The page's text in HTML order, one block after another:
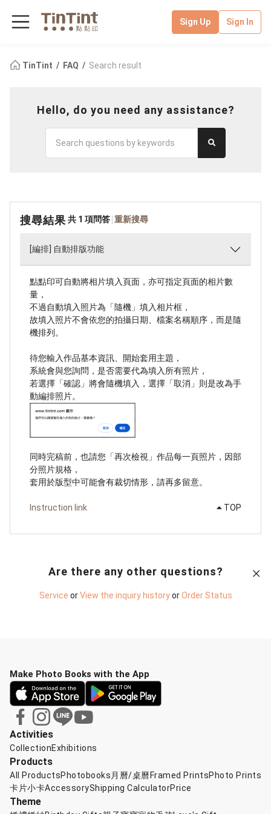
Sign Up Sign In
TinTint FAQ Search result
Hello, do you need any assistance?
搜尋結果 共 1 項問答 重新搜尋
[編排] 自動排版功能
點點印可自動將相片填入頁面，亦可指定頁面的相片數
量，
不過自動填入照片為「隨機」填入相片框，
故填入照片不會依您的拍攝日期、檔案名稱順序，而是隨
機排列。
待您輸入作品基本資訊、開始套用主題，
系統會與您詢問，是否需要代為填入所有照片，
若選擇「確認」將會隨機填入，選擇「取消」則是改為手
動編排照片。
同時完稿前，也請您「再次檢視」作品每一頁照片，因部
分照片規格，
套用於版型中可能會有裁切情形，請再多留意。
Instruction link TOP
Are there any other questions?
Service orView the inquiry historyorOrder Status
Activities
CollectionExhibitions
Products
All ProductsPhotobooks月曆/桌曆 Framed PrintsPhoto Prints
卡片小卡AccessoryShipping CalculatorPrice
Theme
Make Photo Books with the App